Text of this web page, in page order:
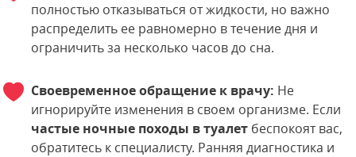
полностью отказываться от жидкости, но важно
распределить ее равномерно в течение дня и
ограничить за несколько часов до сна.
Своевременное обращение к врачу: Не
игнорируйте изменения в своем организме. Если
частые ночные походы в туалет беспокоят вас,
обратитесь к специалисту. Ранняя диагностика и